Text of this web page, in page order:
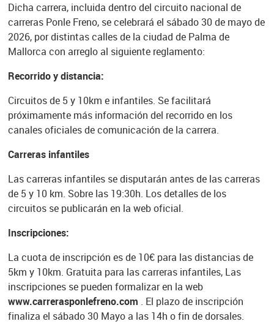
Dicha carrera, incluida dentro del circuito nacional de
carreras Ponle Freno, se celebrará el sábado 30 de mayo de
2026, por distintas calles de la ciudad de Palma de
Mallorca con arreglo al siguiente reglamento:
Recorrido y distancia:
Circuitos de 5 y 10km e infantiles. Se facilitará
próximamente más información del recorrido en los
canales oficiales de comunicación de la carrera.
Carreras infantiles
Las carreras infantiles se disputarán antes de las carreras
de 5 y 10 km. Sobre las 19:30h. Los detalles de los
circuitos se publicarán en la web oficial.
Inscripciones:
La cuota de inscripción es de 10€ para las distancias de
5km y 10km. Gratuita para las carreras infantiles, Las
inscripciones se pueden formalizar en la web
www.carrerasponlefreno.com . El plazo de inscripción
finaliza el sábado 30 Mayo a las 14h o fin de dorsales.